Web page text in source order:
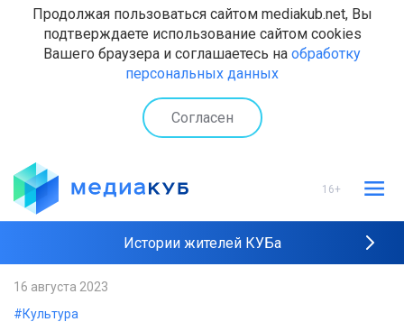
Продолжая пользоваться сайтом mediakub.net, Вы
подтверждаете использование сайтом cookies
Вашего браузера и соглашаетесь на обработку
персональных данных
Согласен
16+
Истории жителей КУБа
16 августа 2023
#Культура